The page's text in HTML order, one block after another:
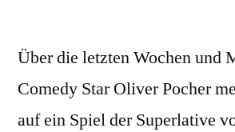
Über die letzten Wochen und
Comedy Star Oliver Pocher
auf ein Spiel der Superlative